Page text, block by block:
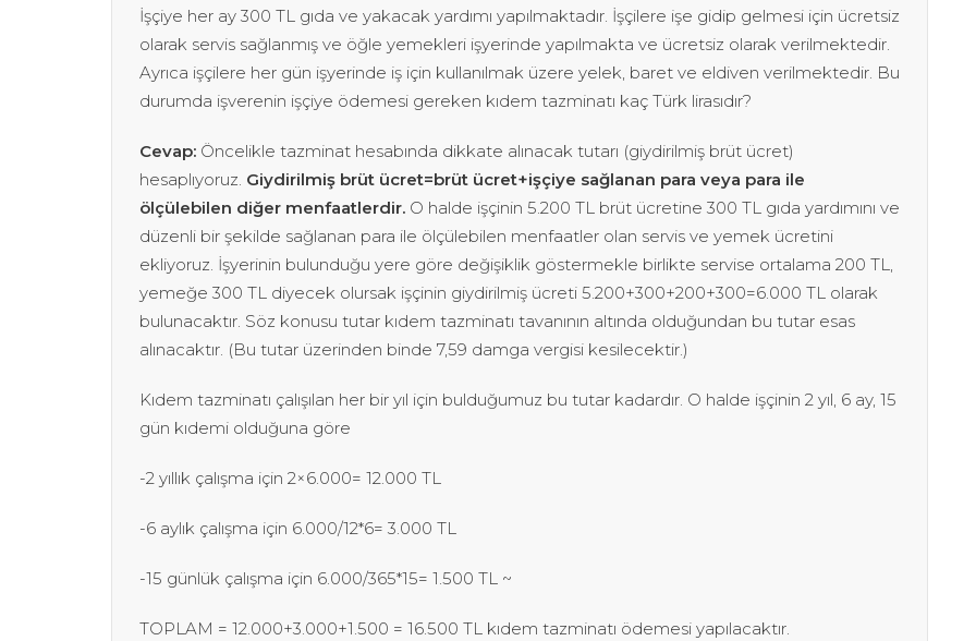
İşçiye her ay 300 TL gıda ve yakacak yardımı yapılmaktadır. İşçilere işe gidip gelmesi için ücretsiz
olarak servis sağlanmış ve öğle yemekleri işyerinde yapılmakta ve ücretsiz olarak verilmektedir.
Ayrıca işçilere her gün işyerinde iş için kullanılmak üzere yelek, baret ve eldiven verilmektedir. Bu
durumda işverenin işçiye ödemesi gereken kıdem tazminatı kaç Türk lirasıdır?
Cevap: Öncelikle tazminat hesabında dikkate alınacak tutarı (giydirilmiş brüt ücret)
hesaplıyoruz. Giydirilmiş brüt ücret=brüt ücret+işçiye sağlanan para veya para ile
ölçülebilen diğer menfaatlerdir. O halde işçinin 5.200 TL brüt ücretine 300 TL gıda yardımını ve
düzenli bir şekilde sağlanan para ile ölçülebilen menfaatler olan servis ve yemek ücretini
ekliyoruz. İşyerinin bulunduğu yere göre değişiklik göstermekle birlikte servise ortalama 200 TL,
yemeğe 300 TL diyecek olursak işçinin giydirilmiş ücreti 5.200+300+200+300=6.000 TL olarak
bulunacaktır. Söz konusu tutar kıdem tazminatı tavanının altında olduğundan bu tutar esas
alınacaktır. (Bu tutar üzerinden binde 7,59 damga vergisi kesilecektir.)
Kıdem tazminatı çalışılan her bir yıl için bulduğumuz bu tutar kadardır. O halde işçinin 2 yıl, 6 ay, 15
gün kıdemi olduğuna göre
-2 yıllık çalışma için 2×6.000= 12.000 TL
-6 aylık çalışma için 6.000/12*6= 3.000 TL
-15 günlük çalışma için 6.000/365*15= 1.500 TL ~
TOPLAM = 12.000+3.000+1.500 = 16.500 TL kıdem tazminatı ödemesi yapılacaktır.